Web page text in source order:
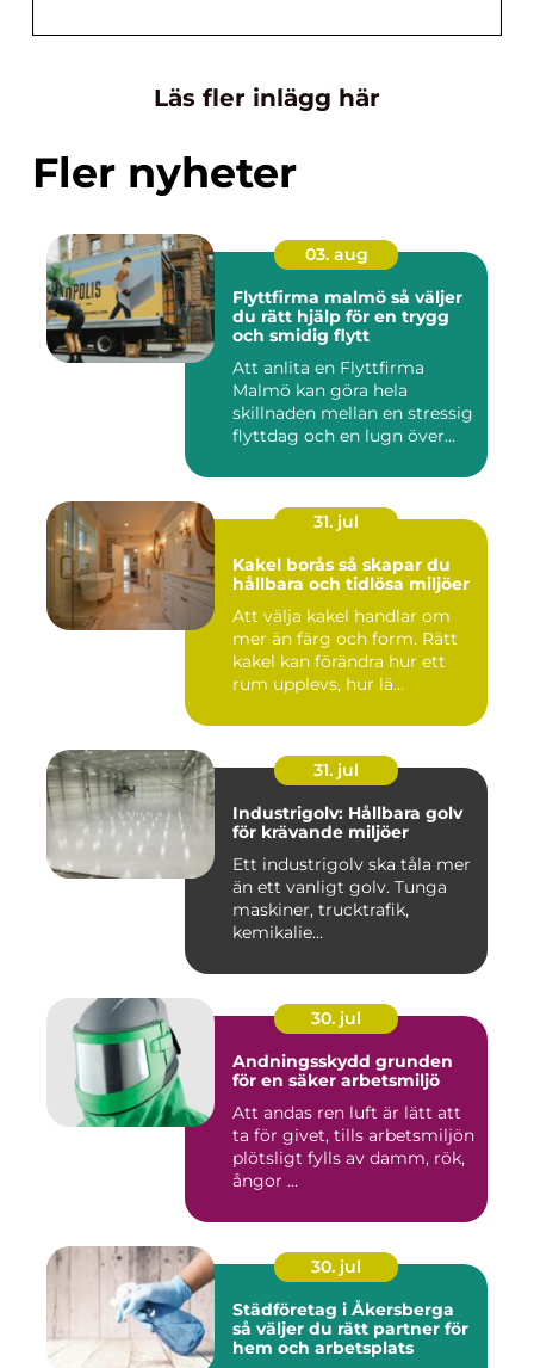
Läs fler inlägg här
Fler nyheter
03. aug
Flyttfirma malmö så väljer
du rätt hjälp för en trygg
och smidig flytt
Att anlita en Flyttfirma
Malmö kan göra hela
skillnaden mellan en stressig
flyttdag och en lugn över...
31. jul
Kakel borås så skapar du
hållbara och tidlösa miljöer
Att välja kakel handlar om
mer än färg och form. Rätt
kakel kan förändra hur ett
rum upplevs, hur lä...
31. jul
Industrigolv: Hållbara golv
för krävande miljöer
Ett industrigolv ska tåla mer
än ett vanligt golv. Tunga
maskiner, trucktrafik,
kemikalie...
30. jul
Andningsskydd grunden
för en säker arbetsmiljö
Att andas ren luft är lätt att
ta för givet, tills arbetsmiljön
plötsligt fylls av damm, rök,
ångor ...
30. jul
Städföretag i Åkersberga
så väljer du rätt partner för
hem och arbetsplats